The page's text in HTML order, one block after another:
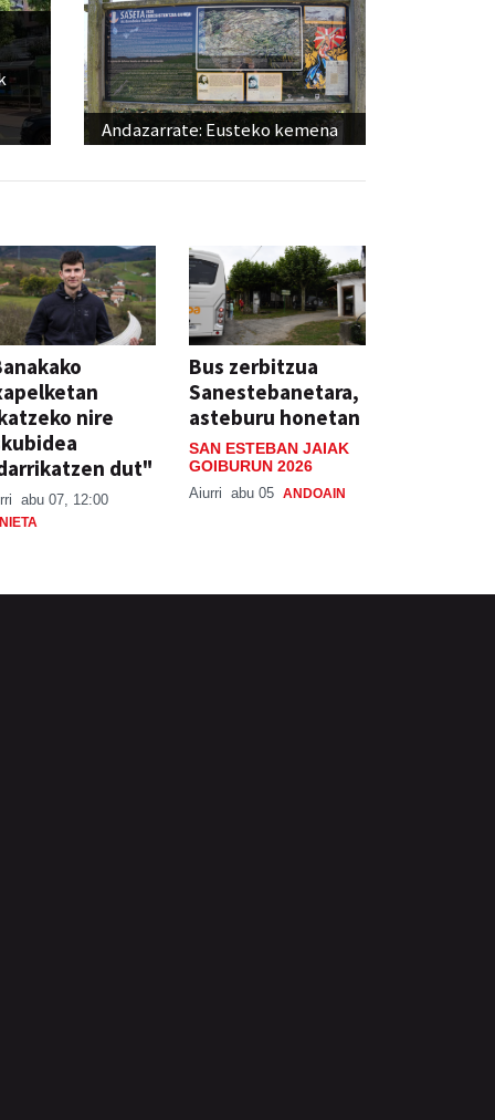
Andazarrate: Eusteko kemena
nire
dut"
abu 07, 12:00
Bus zerbitzua
Sanestebanetara,
asteburu honetan
SAN ESTEBAN JAIAK
GOIBURUN 2026
Aiurri abu 05 ANDOAIN